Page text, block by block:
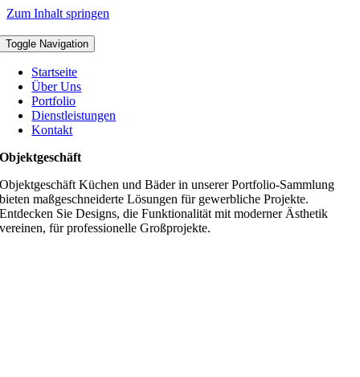
Zum Inhalt springen
Toggle Navigation
Startseite
Über Uns
Portfolio
Dienstleistungen
Kontakt
Objektgeschäft
Objektgeschäft Küchen und Bäder in unserer Portfolio-Sammlung
bieten maßgeschneiderte Lösungen für gewerbliche Projekte.
Entdecken Sie Designs, die Funktionalität mit moderner Ästhetik
vereinen, für professionelle Großprojekte.